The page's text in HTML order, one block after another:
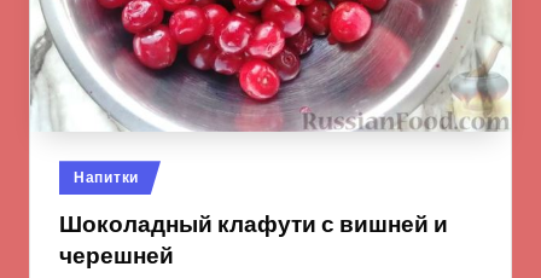
Опубликовано
в
Напитки
Шоколадный клафути с вишней и
черешней